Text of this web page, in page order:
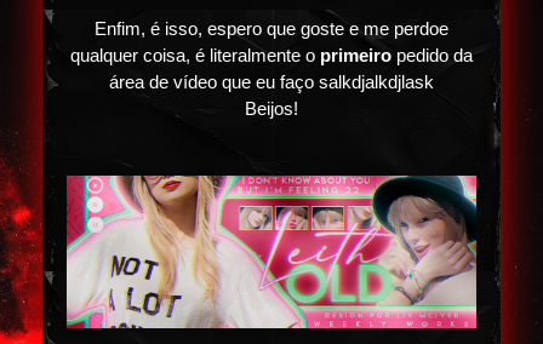
Enfim, é isso, espero que goste e me perdoe
qualquer coisa, é literalmente o primeiro pedido da
área de vídeo que eu faço salkdjalkdjlask
Beijos!